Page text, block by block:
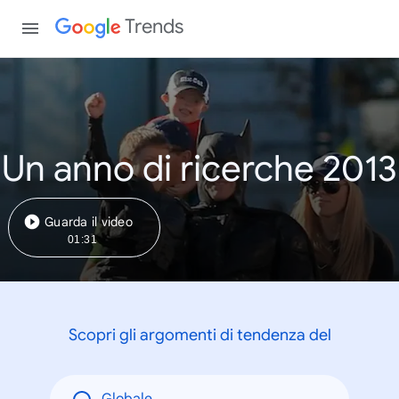
Trends
Un anno di ricerche 2013
Guarda il video
01:31
Scopri gli argomenti di tendenza del